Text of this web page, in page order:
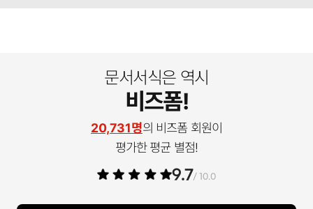
문서서식은 역시
비즈폼!
20,731명의 비즈폼 회원이
평가한 평균 별점!
9.7/ 10.0